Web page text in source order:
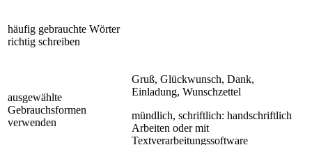
häufig gebrauchte Wörter
richtig schreiben
ausgewählte
Gebrauchsformen
verwenden
Gruß, Glückwunsch, Dank,
Einladung, Wunschzettel
mündlich, schriftlich: handschriftlich
Arbeiten oder mit
Textverarbeitungssoftware